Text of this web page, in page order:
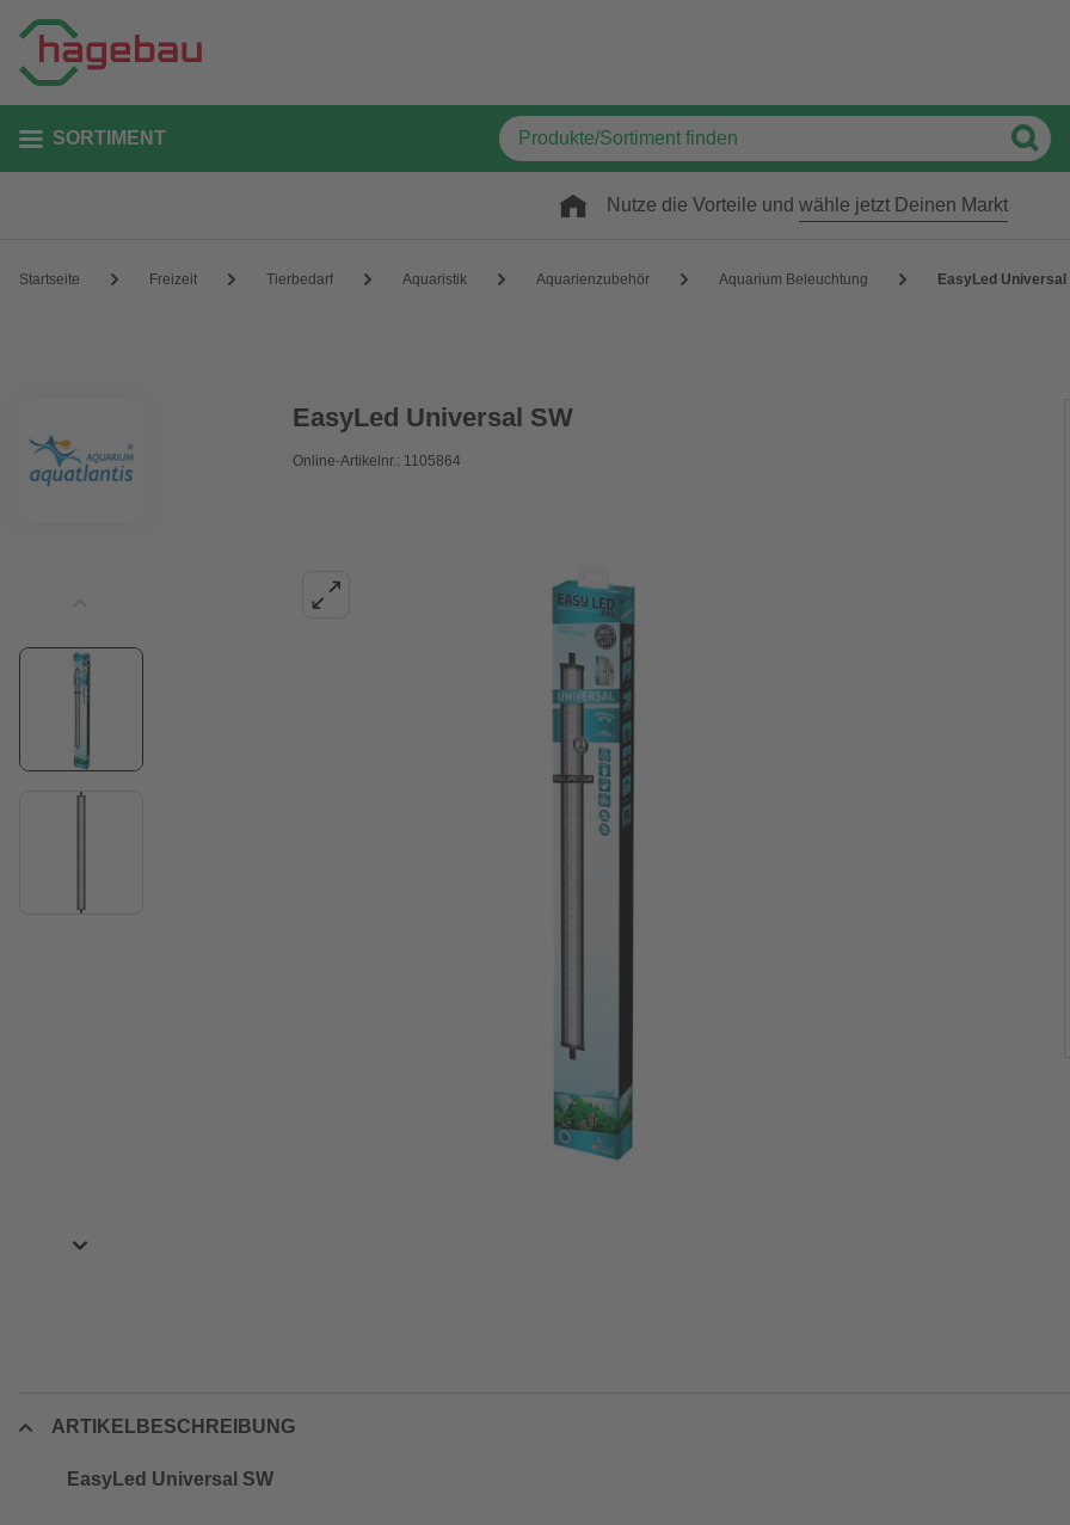
SORTIMENT
Nutze die Vorteile und wähle jetzt Deinen Markt
Startseite Freizeit Tierbedarf Aquaristik Aquarienzubehör Aquarium Beleuchtung EasyLed Universal
EasyLed Universal SW
Online-Artikelnr.: 1105864
ARTIKELBESCHREIBUNG
EasyLed Universal SW